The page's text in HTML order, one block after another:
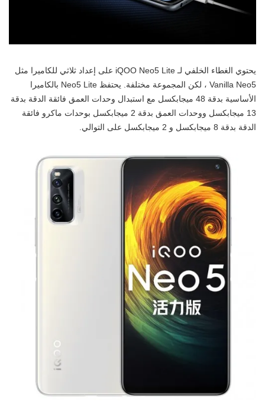
يحتوي الغطاء الخلفي لـ iQOO Neo5 Lite على إعداد ثلاثي للكاميرا مثل
Vanilla Neo5 ، لكن المجموعة مختلفة. يحتفظ Neo5 Lite بالكاميرا
الأساسية بدقة 48 ميجابكسل مع استبدال وحدات العمق فائقة الدقة بدقة
13 ميجابكسل ووحدات العمق بدقة 2 ميجابكسل بوحدات ماكرو فائقة
الدقة بدقة 8 ميجابكسل و 2 ميجابكسل على التوالي.